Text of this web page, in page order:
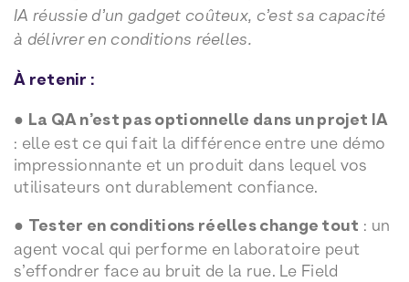
IA réussie d’un gadget coûteux, c’est sa capacité
à délivrer en conditions réelles.
À retenir :
● La QA n’est pas optionnelle dans un projet IA
: elle est ce qui fait la différence entre une démo
impressionnante et un produit dans lequel vos
utilisateurs ont durablement confiance.
● Tester en conditions réelles change tout : un
agent vocal qui performe en laboratoire peut
s’effondrer face au bruit de la rue. Le Field